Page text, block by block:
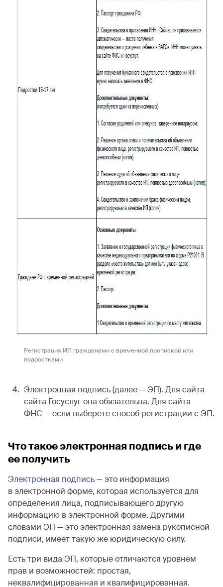
Регистрация ИП гражданами с временной пропиской или
подростками
Электронная подпись (далее — ЭП). Для сайта
сайта Госуслуг она обязательна. Для сайта
ФНС — если выберете способ регистрации с ЭП.
Что такое электронная подпись и где
ее получить
Электронная подпись— это информация
в электронной форме, которая используется для
определения лица, подписывающего другую
информацию в электронной форме. Другими
словами ЭП — это электронная замена рукописной
подписи, имеет такую же юридическую силу.
Есть три вида ЭП, которые отличаются уровнем
прав и возможностей: простая,
неквалифицированная и квалифицированная.